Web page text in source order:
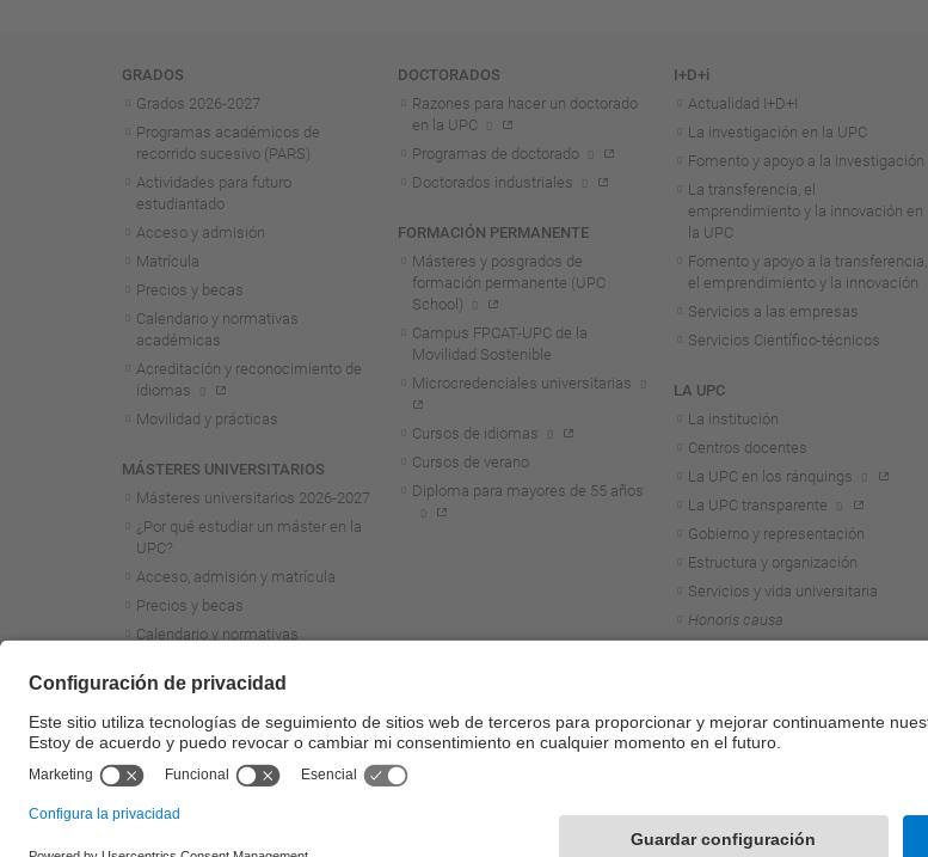
Navegación
GRADOS
Grados 2026-2027
Programas académicos de
recorrido sucesivo (PARS)
Actividades para futuro
estudiantado
Acceso y admisión
Matrícula
Precios y becas
Calendario y normativas
académicas
Acreditación y reconocimiento de
idiomas
Movilidad y prácticas
MÁSTERES UNIVERSITARIOS
Másteres universitarios 2026-2027
¿Por qué estudiar un máster en la
UPC?
Acceso, admisión y matrícula
Precios y becas
Calendario y normativas
Acreditación y reconocimiento de
Movilidad y prácticas
Másteres de formación
permanente
DOCTORADOS
Razones para hacer un doctorado
en la UPC
Programas de doctorado
Doctorados industriales
FORMACIÓN PERMANENTE
Másteres y posgrados de
formación permanente (UPC
School)
Campus FPCAT-UPC de la
Movilidad Sostenible
Microcredenciales universitarias
Cursos de idiomas
Cursos de verano
Diploma para mayores de 55 años
I+D+i
Actualidad I+D+I
La investigación en la UPC
Fomento y apoyo a la investigación
La transferencia, el
emprendimiento y la innovación en
la UPC
Fomento y apoyo a la transferencia,
el emprendimiento y la innovación
Servicios a las empresas
Servicios Científico-técnicos
LA UPC
La institución
Centros docentes
La UPC en los ránquings
La UPC transparente
Gobierno y representación
Estructura y organización
Servicios y vida universitaria
Honoris causa